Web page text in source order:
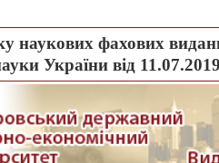
наукових фахових
України від